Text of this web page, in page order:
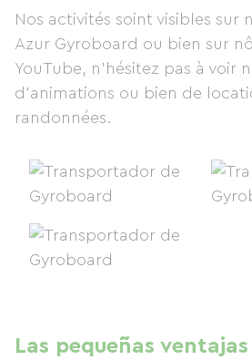
Nos activités soint visibles sur
Azur Gyroboard ou bien sur
YouTube, n'hésitez pas à voir
d'animations ou bien de
randonnées.
Las pequeñas ventajas